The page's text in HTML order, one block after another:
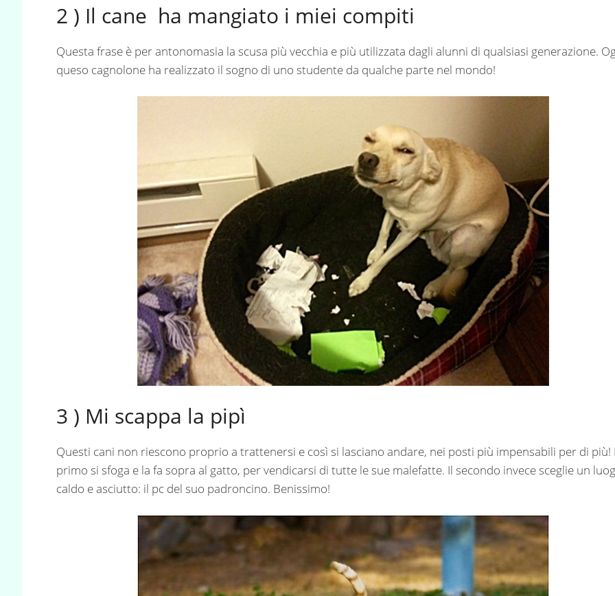
2 ) Il cane ha mangiato i miei compiti
Questa frase è per antonomasia la scusa più vecchia e più utilizzata dagli alunni di qualsiasi generazione.
queso cagnolone ha realizzato il sogno di uno studente da qualche parte nel mondo!
3 ) Mi scappa la pipì
Questi cani non riescono proprio a trattenersi e così si lasciano andare, nei posti più impensabili per di più!
primo si sfoga e la fa sopra al gatto, per vendicarsi di tutte le sue malefatte. Il secondo invece sceglie un
caldo e asciutto: il pc del suo padroncino. Benissimo!